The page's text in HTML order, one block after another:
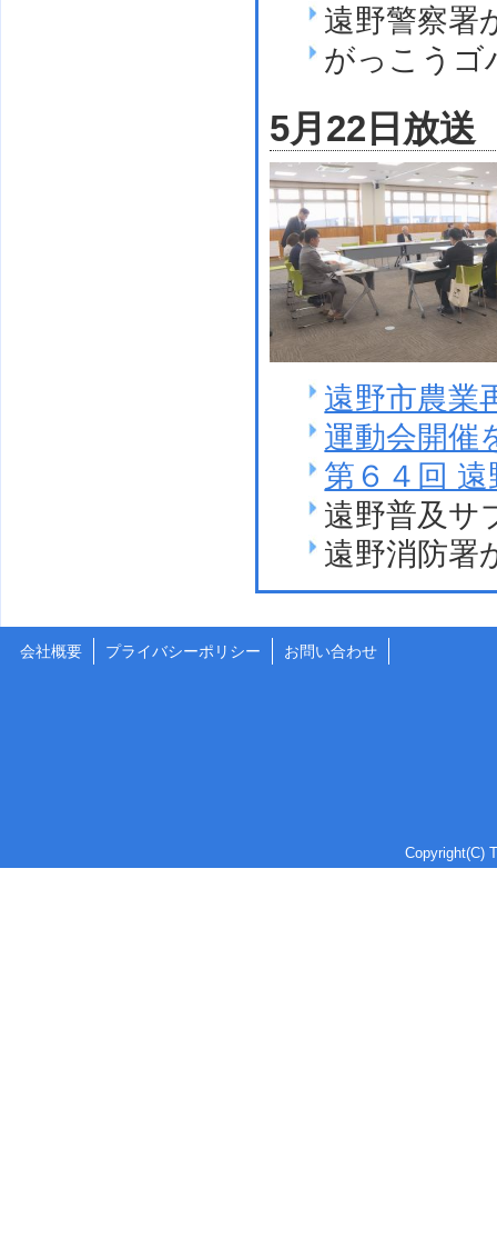
遠野警察署
がっこうゴ
5月22日放送
遠野市農業
運動会開催
第６４回
遠野普及サ
遠野消防署
会社概要 プライバシーポリシー お問い合わせ
Copyright(C)